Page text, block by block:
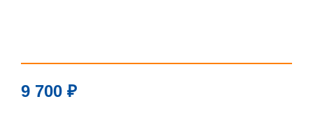
9 700 ₽